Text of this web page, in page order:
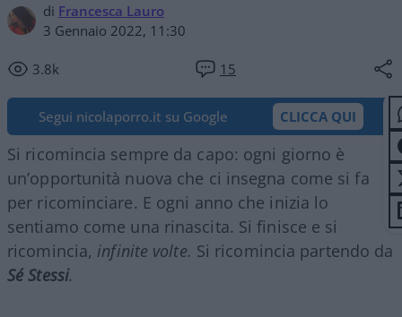
di Francesca Lauro
3 Gennaio 2022, 11:30
3.8k 15
Segui nicolaporro.it su Google CLICCA QUI
Si ricomincia sempre da capo: ogni giorno è
un’opportunità nuova che ci insegna come si fa
per ricominciare. E ogni anno che inizia lo
sentiamo come una rinascita. Si finisce e si
ricomincia, infinite volte. Si ricomincia partendo da
Sé Stessi.